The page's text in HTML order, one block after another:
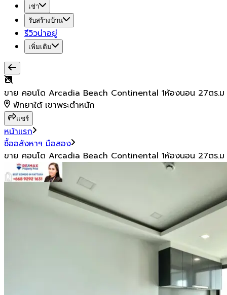
เช่า
รับสร้างบ้าน
รีวิวน่าอยู่
เพิ่มเติม
ขาย คอนโด Arcadia Beach Continental 1ห้องนอน 27ตร.ม
พัทยาใต้ เขาพระตำหนัก
แชร์
หน้าแรก
ซื้ออสังหาฯ มือสอง
ขาย คอนโด Arcadia Beach Continental 1ห้องนอน 27ตร.ม